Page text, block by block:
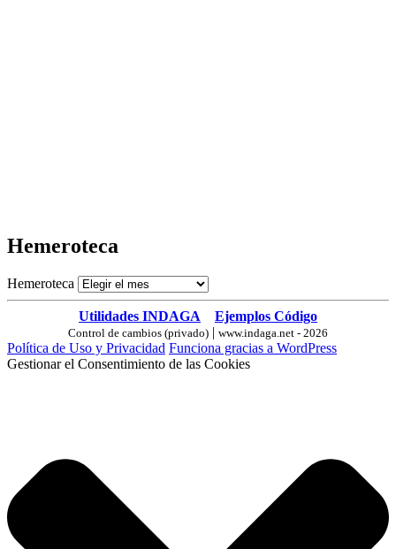
Hemeroteca
Hemeroteca
Utilidades INDAGA Ejemplos Código
Control de cambios (privado) | www.indaga.net - 2026
Política de Uso y Privacidad Funciona gracias a WordPress
Gestionar el Consentimiento de las Cookies